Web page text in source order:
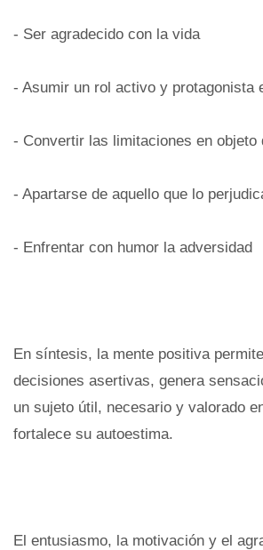
- Ser agradecido con la vida
- Asumir un rol activo y protagonista
- Convertir las limitaciones en objeto
- Apartarse de aquello que lo
- Enfrentar con humor la adversidad
En síntesis, la mente positiva
decisiones asertivas, genera
un sujeto útil, necesario y valorado
fortalece su autoestima.
El entusiasmo, la motivación y el